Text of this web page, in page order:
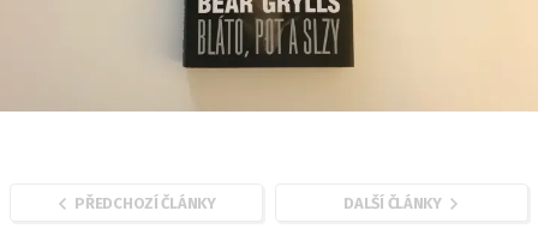
PŘEDCHOZÍ ČLÁNKY DALŠÍ ČLÁNKY